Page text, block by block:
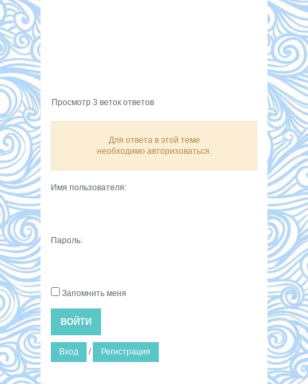
Просмотр 3 веток ответов
Для ответа в этой теме
необходимо авторизоваться.
Имя пользователя:
Пароль:
Запомнить меня
ВОЙТИ
Вход / Регистрация